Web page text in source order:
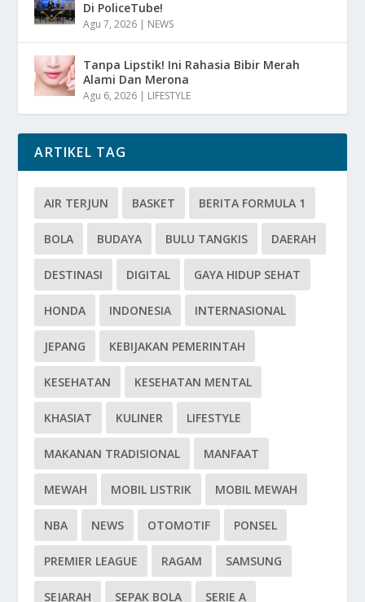
Di PoliceTube!
Agu 7, 2026 | NEWS
Tanpa Lipstik! Ini Rahasia Bibir Merah
Alami Dan Merona
Agu 6, 2026 | LIFESTYLE
ARTIKEL TAG
AIR TERJUN BASKET BERITA FORMULA 1
BOLA BUDAYA BULU TANGKIS DAERAH
DESTINASI DIGITAL GAYA HIDUP SEHAT
HONDA INDONESIA INTERNASIONAL
JEPANG KEBIJAKAN PEMERINTAH
KESEHATAN KESEHATAN MENTAL
KHASIAT KULINER LIFESTYLE
MAKANAN TRADISIONAL MANFAAT
MEWAH MOBIL LISTRIK MOBIL MEWAH
NBA NEWS OTOMOTIF PONSEL
PREMIER LEAGUE RAGAM SAMSUNG
SEJARAH SEPAK BOLA SERIE A